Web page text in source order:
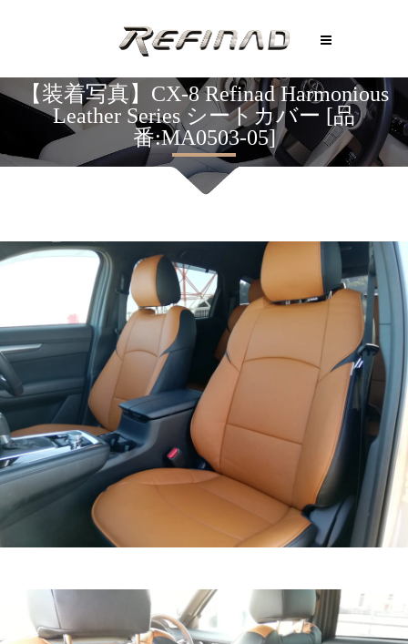
【装着写真】CX-8 Refinad Harmonious
Leather Series シートカバー [品
番:MA0503-05]